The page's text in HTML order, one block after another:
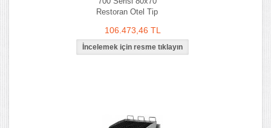
Restoran Otel Tip
106.473,46 TL